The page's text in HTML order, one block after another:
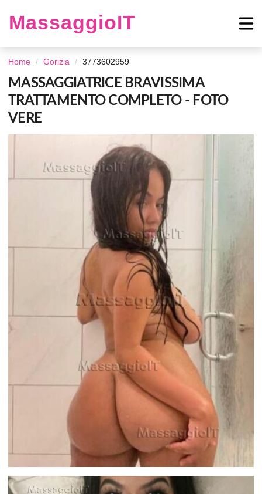
MassaggioIT
Home Gorizia 3773602959
MASSAGGIATRICE BRAVISSIMA
TRATTAMENTO COMPLETO - FOTO
VERE